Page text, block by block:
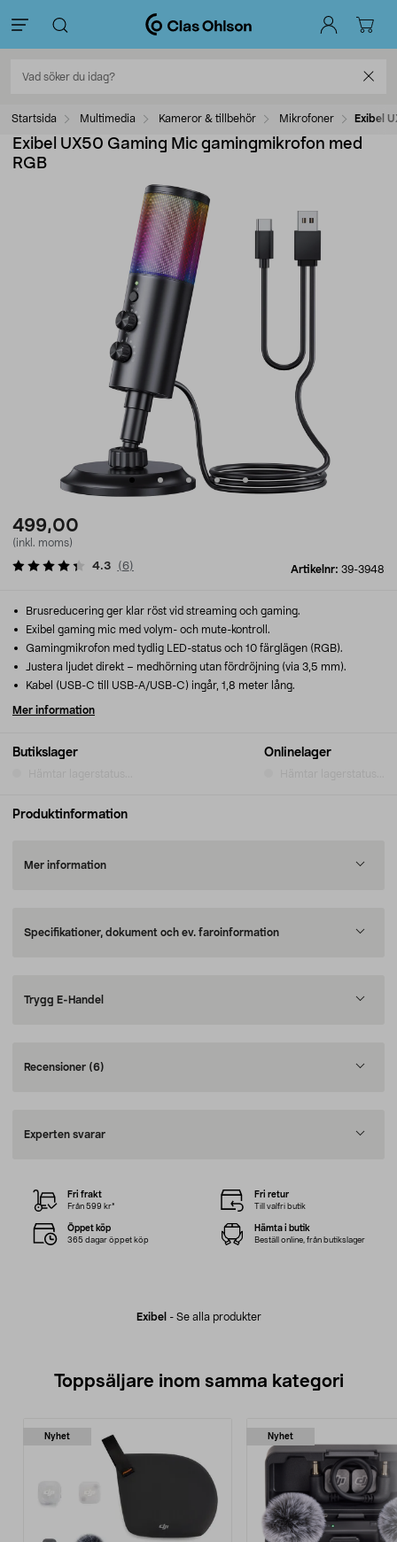
Startsida Multimedia Kameror & tillbehör Mikrofoner Exibel
Exibel UX50 Gaming Mic gamingmikrofon med
RGB
499,00
(inkl. moms)
Artikelnr: 39-3948
4.3 (6)
Butikslager Onlinelager
Brusreducering ger klar röst vid streaming och gaming.
Exibel gaming mic med volym- och mute-kontroll.
Gamingmikrofon med tydlig LED-status och 10 färglägen (RGB).
Justera ljudet direkt – medhörning utan fördröjning (via 3,5 mm).
Kabel (USB-C till USB-A/USB-C) ingår, 1,8 meter lång.
Mer information
Produktinformation
Mer information
Specifikationer, dokument och ev. faroinformation
Trygg E-Handel
Recensioner (6)
Experten svarar
Exibel - Se alla produkter
Fri frakt
Från 599 kr*
Fri retur
Till valfri butik
Öppet köp
365 dagar öppet köp
Hämta i butik
Beställ online, från butikslager
Toppsäljare inom samma kategori
Nyhet Nyhet